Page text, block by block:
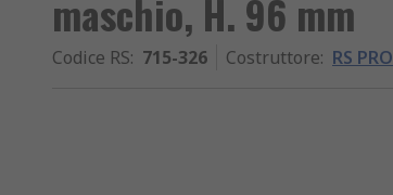
maschio, H. 96 mm
Codice RS: 715-326 Costruttore: RS PRO